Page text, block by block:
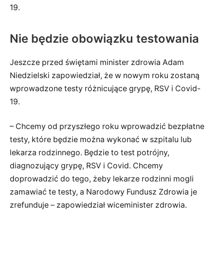
19.
Nie będzie obowiązku testowania
Jeszcze przed świętami minister zdrowia Adam
Niedzielski zapowiedział, że w nowym roku zostaną
wprowadzone testy różnicujące grypę, RSV i Covid-
19.
– Chcemy od przyszłego roku wprowadzić bezpłatne
testy, które będzie można wykonać w szpitalu lub
lekarza rodzinnego. Będzie to test potrójny,
diagnozujący grypę, RSV i Covid. Chcemy
doprowadzić do tego, żeby lekarze rodzinni mogli
zamawiać te testy, a Narodowy Fundusz Zdrowia je
zrefunduje – zapowiedział wiceminister zdrowia.